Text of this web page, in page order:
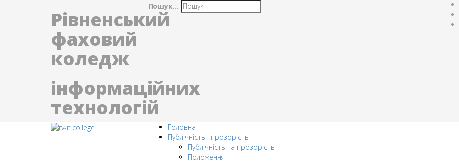
Рівненський
фаховий
коледж
інформаційних
технологій
Пошук...
Головна
Публічність і прозорість
Публічність та прозорість
Положення